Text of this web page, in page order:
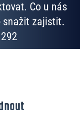
Co u nás
snažit zajistit.